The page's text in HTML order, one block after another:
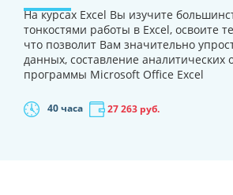
На курсах Excel Вы изучите
тонкостями работы в Excel, освоите
что позволит Вам значительно
данных, составление
программы Microsoft Office Excel
40 часа 27 263 руб.